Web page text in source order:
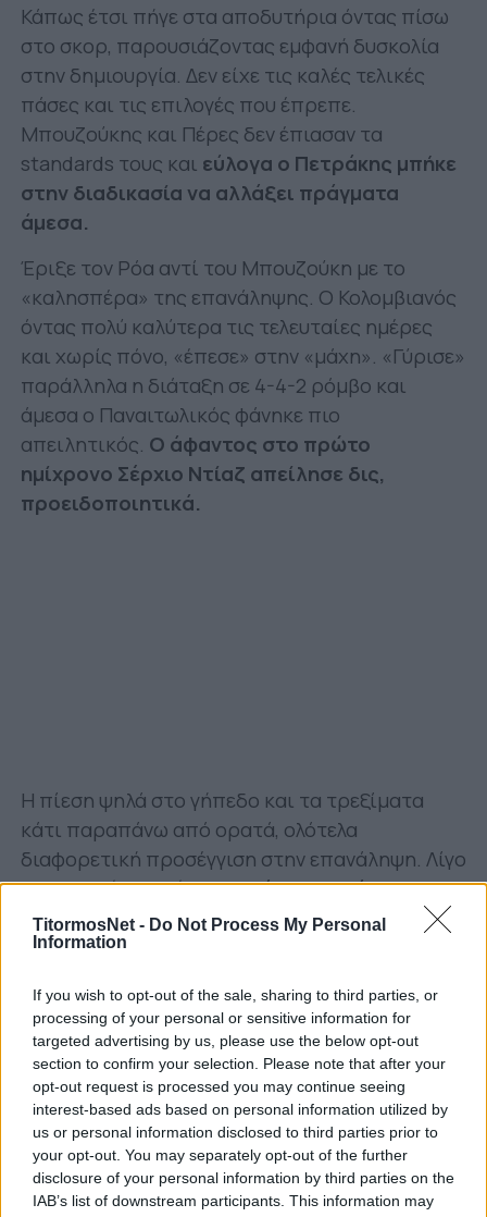
TitormosNet - Do Not Process My Personal
Information
If you wish to opt-out of the sale, sharing to third parties, or
processing of your personal or sensitive information for
targeted advertising by us, please use the below opt-out
section to confirm your selection. Please note that after your
opt-out request is processed you may continue seeing
interest-based ads based on personal information utilized by
us or personal information disclosed to third parties prior to
your opt-out. You may separately opt-out of the further
disclosure of your personal information by third parties on the
IAB’s list of downstream participants. This information may
Κάπως έτσι πήγε στα αποδυτήρια όντας πίσω
στο σκορ, παρουσιάζοντας εμφανή δυσκολία
στην δημιουργία. Δεν είχε τις καλές τελικές
πάσες και τις επιλογές που έπρεπε.
Μπουζούκης και Πέρες δεν έπιασαν τα
standards τους και εύλογα ο Πετράκης μπήκε
στην διαδικασία να αλλάξει πράγματα
άμεσα.
Έριξε τον Ρόα αντί του Μπουζούκη με το
«καλησπέρα» της επανάληψης. Ο Κολομβιανός
όντας πολύ καλύτερα τις τελευταίες ημέρες
και χωρίς πόνο, «έπεσε» στην «μάχη». «Γύρισε»
παράλληλα η διάταξη σε 4-4-2 ρόμβο και
άμεσα ο Παναιτωλικός φάνηκε πιο
απειλητικός. Ο άφαντος στο πρώτο
ημίχρονο Σέρχιο Ντίαζ απείλησε δις,
προειδοποιητικά.
Η πίεση ψηλά στο γήπεδο και τα τρεξίματα
κάτι παραπάνω από ορατά, ολότελα
διαφορετική προσέγγιση στην επανάληψη. Λίγο
πριν την ώρα αγώνα,ο Τσάβες χρειάστηκε
ώστε να επιβεβαιώσει ότι αποτελεί σταθερά
για τον Παναιτωλικό.